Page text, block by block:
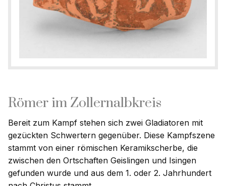
Römer im Zollernalbkreis
Bereit zum Kampf stehen sich zwei Gladiatoren mit
gezückten Schwertern gegenüber. Diese Kampfszene
stammt von einer römischen Keramikscherbe, die
zwischen den Ortschaften Geislingen und Isingen
gefunden wurde und aus dem 1. oder 2. Jahrhundert